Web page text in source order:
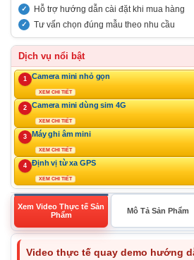
Hỗ trợ hướng dẫn cài đặt khi mua hàng
Tư vấn chọn đúng mẫu theo nhu cầu
Dịch vụ nổi bật
1 Camera mini nhỏ gọn
XEM CHI TIẾT
2 Camera mini dùng sim 4G
XEM CHI TIẾT
3 Máy ghi âm mini
XEM CHI TIẾT
4 Định vị từ xa GPS
XEM CHI TIẾT
Xem Video Thực tế Sản
Phẩm
Mô Tả Sản Phẩm
Video thực tế quay demo hướng